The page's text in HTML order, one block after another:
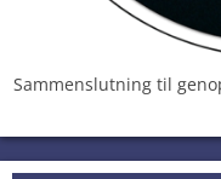
Sammenslutning til